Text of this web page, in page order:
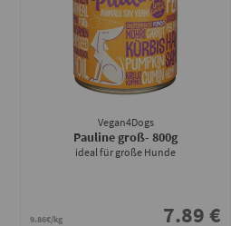
Vegan4Dogs
Pauline groß- 800g
ideal für große Hunde
9.86€/kg 7.89 €